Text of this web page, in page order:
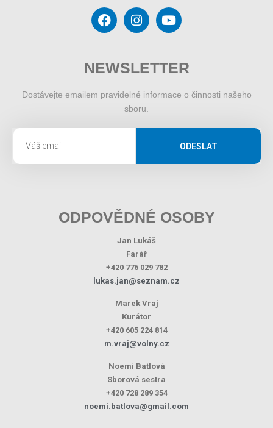
NEWSLETTER
Dostávejte emailem pravidelné informace o činnosti našeho
sboru.
ODESLAT
ODPOVĚDNÉ OSOBY
Jan Lukáš
Farář
+420 776 029 782
lukas.jan@seznam.cz
Marek Vraj
Kurátor
+420 605 224 814
m.vraj@volny.cz
Noemi Batlová
Sborová sestra
+420 728 289 354
noemi.batlova@gmail.com